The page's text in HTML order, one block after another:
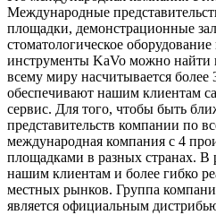
Международные
площадки, демонстрационные
стоматологическое
инструменты KaVo можно найти
всему миру насчитывается более
обеспечивают нашим клиентам
сервис. Для того, чтобы быть
представительств компании по
международная компания с 4
площадками в разных странах. В
нашим клиентам и более гибко
местных рынков. Группа
является официальным